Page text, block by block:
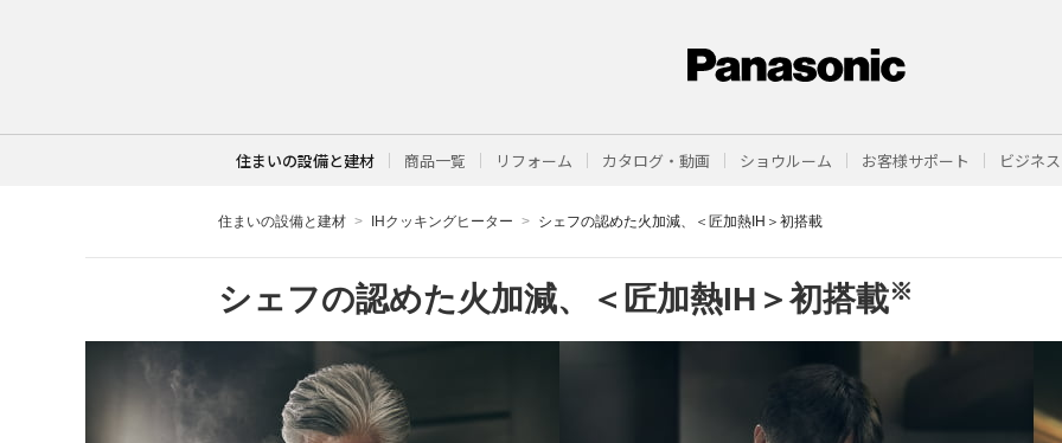
住まいの設備と建材 商品一覧 リフォーム カタログ・動画 ショウルーム お客様サポート ビジネ
住まいの設備と建材 IHクッキングヒーター シェフの認めた火加減、＜匠加熱IH＞初搭載
シェフの認めた火加減、 ＜匠加熱IH＞初搭載※